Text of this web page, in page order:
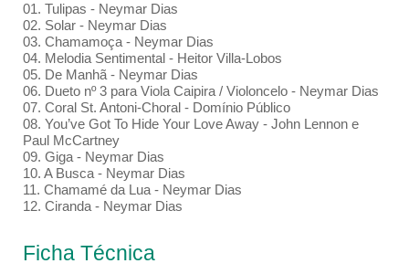
01. Tulipas - Neymar Dias
02. Solar - Neymar Dias
03. Chamamoça - Neymar Dias
04. Melodia Sentimental - Heitor Villa-Lobos
05. De Manhã - Neymar Dias
06. Dueto nº 3 para Viola Caipira / Violoncelo - Neymar Dias
07. Coral St. Antoni-Choral - Domínio Público
08. You’ve Got To Hide Your Love Away - John Lennon e
Paul McCartney
09. Giga - Neymar Dias
10. A Busca - Neymar Dias
11. Chamamé da Lua - Neymar Dias
12. Ciranda - Neymar Dias
Ficha Técnica